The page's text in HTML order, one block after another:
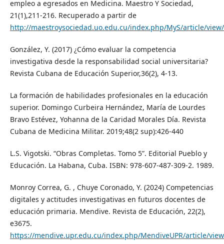
empleo a egresados en Medicina. Maestro Y Sociedad,
21(1),211-216. Recuperado a partir de
http://maestroysociedad.uo.edu.cu/index.php/MyS/article/
González, Y. (2017) ¿Cómo evaluar la competencia
investigativa desde la responsabilidad social universitaria?
Revista Cubana de Educación Superior,36(2), 4-13.
La formación de habilidades profesionales en la educación
superior. Domingo Curbeira Hernández, María de Lourdes
Bravo Estévez, Yohanna de la Caridad Morales Día. Revista
Cubana de Medicina Militar. 2019;48(2 sup):426-440
L.S. Vigotski. “Obras Completas. Tomo 5”. Editorial Pueblo y
Educación. La Habana, Cuba. ISBN: 978-607-487-309-2. 1989.
Monroy Correa, G. , Chuye Coronado, Y. (2024) Competencias
digitales y actitudes investigativas en futuros docentes de
educación primaria. Mendive. Revista de Educación, 22(2),
e3675.
https://mendive.upr.edu.cu/index.php/MendiveUPR/article/